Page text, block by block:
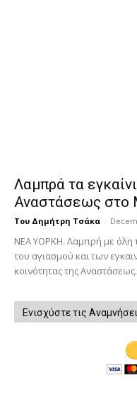
Λαμπρά τα
Αναστάσεως στο
Του Δημήτρη Τσάκα -
ΝΕΑ ΥΟΡΚΗ. Λαμπρή με όλη
του αγιασμού και των
κοινότητας της
Ενισχύστε τις